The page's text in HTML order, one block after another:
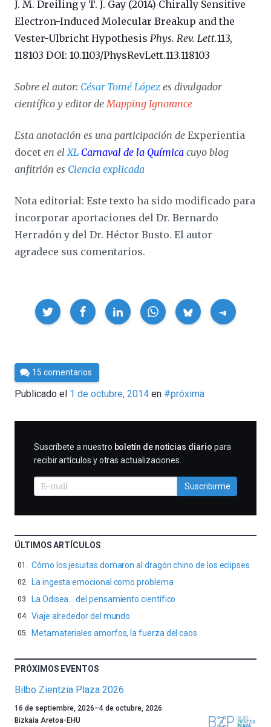
J. M. Dreiling y T. J. Gay (2014) Chirally Sensitive
Electron-Induced Molecular Breakup and the
Vester-Ulbricht Hypothesis Phys. Rev. Lett.113,
118103 DOI: 10.1103/PhysRevLett.113.118103
Sobre el autor: César Tomé López es divulgador
científico y editor de Mapping Ignorance
Esta anotación es una participación de Experientia
docet en el XL Carnaval de la Química cuyo blog
anfitrión es Ciencia explicada
Nota editorial: Este texto ha sido modificado para
incorporar aportaciones del Dr. Bernardo
Herradón y del Dr. Héctor Busto. El autor
agradece sus comentarios.
Compartir
Por
César
Tomé
15 comentarios
Publicado el 1 de octubre, 2014 en #próxima
SUSCRIBIRME
Suscríbete a nuestro boletín de noticias diario para
recibir artículos y otras actualizaciones.
Suscribirme
ÚLTIMOS ARTÍCULOS
Cómo los jesuitas domaron al dragón chino de los eclipses
La ingesta emocional como problema
La Odisea… del pensamiento científico
Viaje alrededor del mundo
Metamateriales amorfos, la fuerza del caos
PRÓXIMOS EVENTOS
Bilbo Zientzia Plaza 2026
Un
año
16 de septiembre, 2026–4 de octubre, 2026
Bizkaia Aretoa-EHU